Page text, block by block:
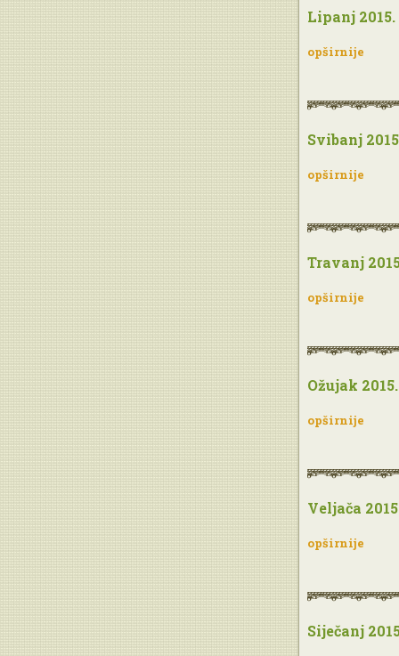
Lipanj 2015.
opširnije
Svibanj
opširnije
Travanj
opširnije
Ožujak 2015.
opširnije
Veljača 2015
opširnije
Siječanj